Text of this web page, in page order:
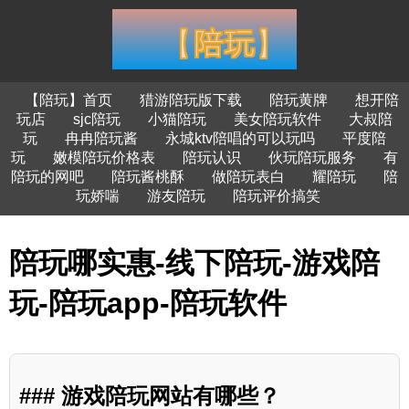
【陪玩】首页 猎游陪玩版下载 陪玩黄牌
想开陪
玩店
sjc陪玩 小猫陪玩 美女陪玩软件
大叔陪
玩
冉冉陪玩酱 永城ktv陪唱的可以玩吗
平度陪
玩
嫩模陪玩价格表 陪玩认识 伙玩陪玩服务
有
陪玩的网吧
陪玩酱桃酥 做陪玩表白 耀陪玩
陪
玩娇喘
游友陪玩 陪玩评价搞笑
陪玩哪实惠-线下陪玩-游戏陪
玩-陪玩app-陪玩软件
### 游戏陪玩网站有哪些？